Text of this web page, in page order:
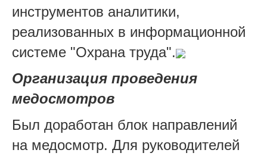
инструментов аналитики,
реализованных в информационной
системе "Охрана труда".
Организация проведения
медосмотров
Был доработан блок направлений
на медосмотр. Для руководителей